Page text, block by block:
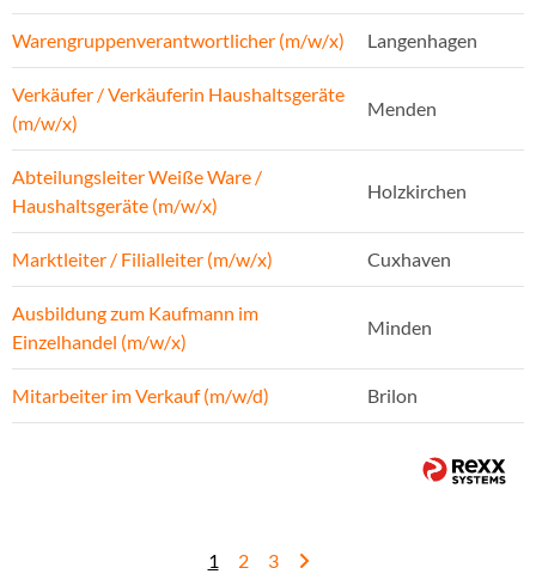
Warengruppenverantwortlicher (m/w/x) Langenhagen
Verkäufer / Verkäuferin Haushaltsgeräte
(m/w/x)
Menden
Abteilungsleiter Weiße Ware /
Haushaltsgeräte (m/w/x)
Holzkirchen
Marktleiter / Filialleiter (m/w/x) Cuxhaven
Ausbildung zum Kaufmann im
Einzelhandel (m/w/x)
Minden
Mitarbeiter im Verkauf (m/w/d) Brilon
1 2 3